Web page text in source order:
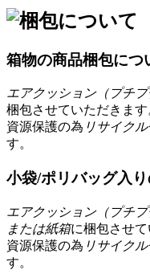
箱物の商品梱包につ
エアクッション（プチ
梱包させていただきます
資源保護の為 リサイク
す。
小袋/ポリバッグ入
エアクッション（プチ
または紙箱に梱包させて
資源保護の為 リサイク
す。